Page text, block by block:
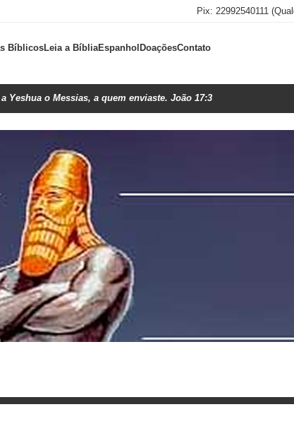
Pix: 22992540111
BíblicosLeia a BíbliaEspanholDoaçõesContato
Yeshua o Messias, a quem enviaste. João 17:3